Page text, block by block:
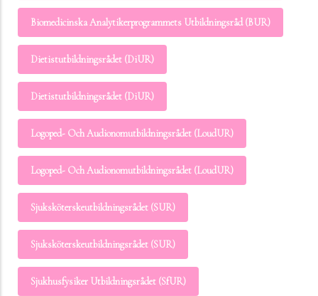
Biomedicinska Analytikerprogrammets Utbildningsråd (BUR)
Dietistutbildningsrådet (DiUR)
Dietistutbildningsrådet (DiUR)
Logoped- Och Audionomutbildningsrådet (LoudUR)
Logoped- Och Audionomutbildningsrådet (LoudUR)
Sjuksköterskeutbildningsrådet (SUR)
Sjuksköterskeutbildningsrådet (SUR)
Sjukhusfysiker Utbildningsrådet (SfUR)